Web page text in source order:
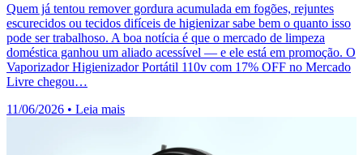
Quem já tentou remover gordura acumulada em fogões, rejuntes
escurecidos ou tecidos difíceis de higienizar sabe bem o quanto isso
pode ser trabalhoso. A boa notícia é que o mercado de limpeza
doméstica ganhou um aliado acessível — e ele está em promoção. O
Vaporizador Higienizador Portátil 110v com 17% OFF no Mercado
Livre chegou…
11/06/2026 • Leia mais